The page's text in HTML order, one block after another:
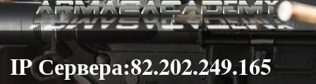
IP Сервера:82.202.249.165